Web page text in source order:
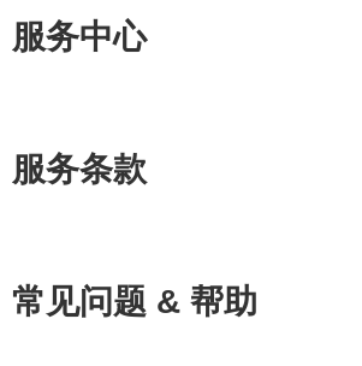
服务中心
服务条款
常见问题 & 帮助